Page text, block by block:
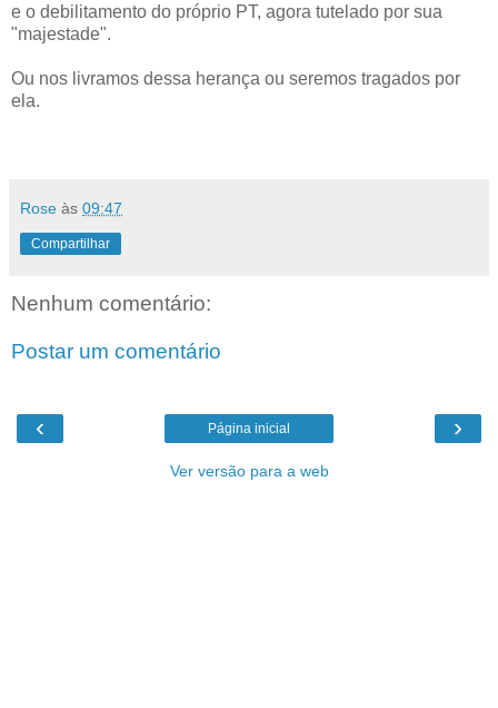
e o debilitamento do próprio PT, agora tutelado por sua
"majestade".
Ou nos livramos dessa herança ou seremos tragados por
ela.
Rose às 09:47
Compartilhar
Nenhum comentário:
Postar um comentário
‹ ›
Página inicial
Ver versão para a web